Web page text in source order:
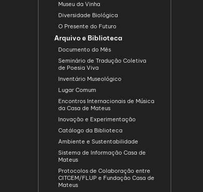
Museu da Vinha
Diversidade Biológica
O Presente do Futuro
Arquivo e Biblioteca
Documento do Mês
Seminário de Tradução Coletiva
de Poesia Viva
Inventário Museológico
Lugar Comum
Encontros Internacionais de Música
da Casa de Mateus
Inovação e Experimentação
Catálogo da Biblioteca
Ambiente e Sustentabilidade
Sistema de Informação Casa de
Mateus
Protocolos de Colaboração entre
CITCEM/FLUP e Fundação Casa de
Mateus